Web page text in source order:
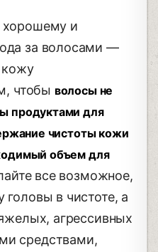
и
за волосами —
кожу
чтобы волосы не
продуктами для
чистоты кожи
объем для
все возможное,
в чистоте, а
агрессивных
средствами,